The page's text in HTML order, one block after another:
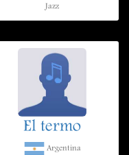
Jazz
El termo
Argentina